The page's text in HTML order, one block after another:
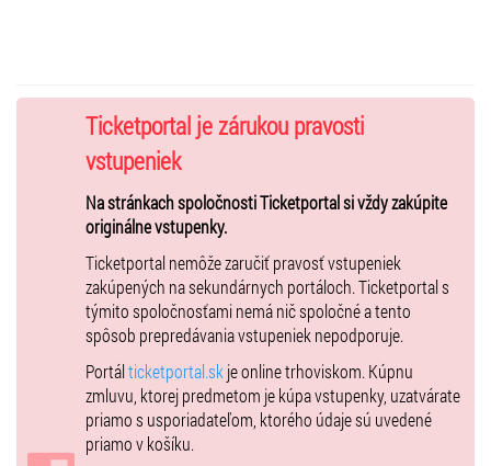
Ticketportal je zárukou pravosti
vstupeniek
Na stránkach spoločnosti Ticketportal si vždy zakúpite
originálne vstupenky.
Ticketportal nemôže zaručiť pravosť vstupeniek
zakúpených na sekundárnych portáloch. Ticketportal s
týmito spoločnosťami nemá nič spoločné a tento
spôsob prepredávania vstupeniek nepodporuje.
Portálticketportal.sk je online trhoviskom. Kúpnu
zmluvu, ktorej predmetom je kúpa vstupenky, uzatvárate
priamo s usporiadateľom, ktorého údaje sú uvedené
priamo v košíku.